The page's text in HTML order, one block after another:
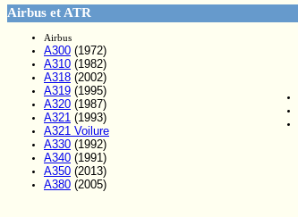
Airbus et ATR
Airbus
A300 (1972)
A310 (1982)
A318 (2002)
A319 (1995)
A320 (1987)
A321 (1993)
A321 Voilure
A330 (1992)
A340 (1991)
A350 (2013)
A380 (2005)